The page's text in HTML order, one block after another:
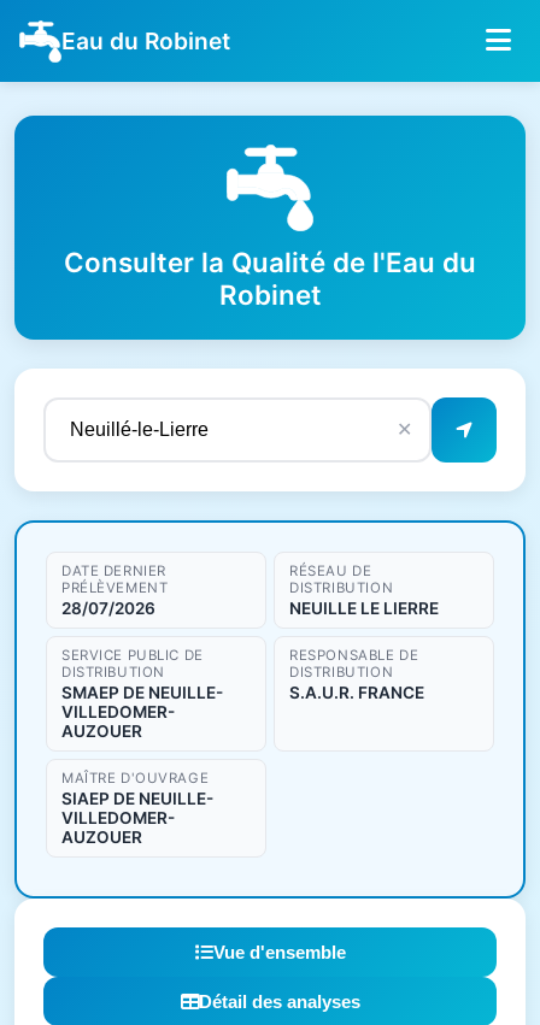
Eau du Robinet
Consulter la Qualité de l'Eau du
Robinet
✕
Résultats de qualité de l'eau
DATE DERNIER
PRÉLÈVEMENT
28/07/2026
RÉSEAU DE
DISTRIBUTION
NEUILLE LE LIERRE
SERVICE PUBLIC DE
DISTRIBUTION
SMAEP DE NEUILLE-
VILLEDOMER-
AUZOUER
RESPONSABLE DE
DISTRIBUTION
S.A.U.R. FRANCE
MAÎTRE D'OUVRAGE
SIAEP DE NEUILLE-
VILLEDOMER-
AUZOUER
Vue d'ensemble
Détail des analyses